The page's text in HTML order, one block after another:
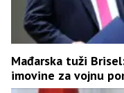
Mađarska tuži
imovine za vojnu